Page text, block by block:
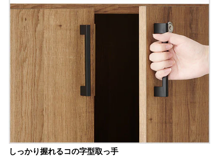
しっかり握れるコの字型取っ手